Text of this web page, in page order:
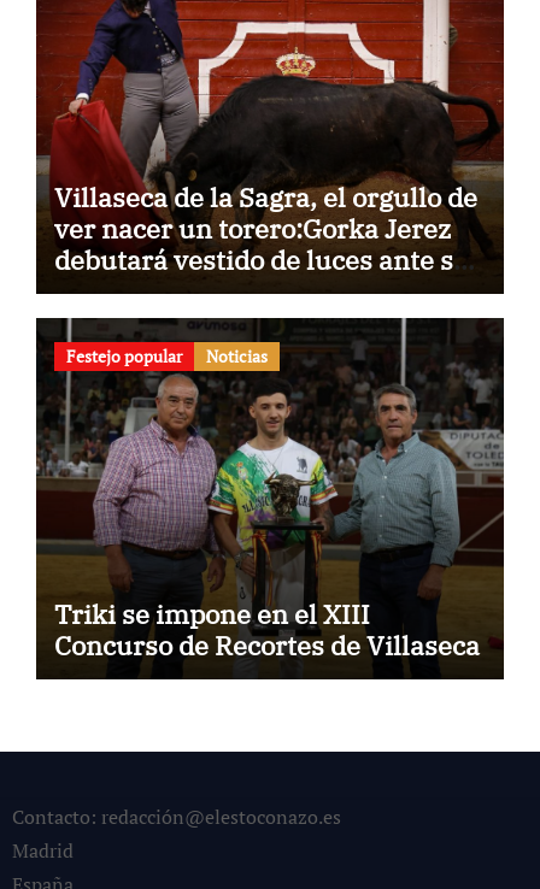
Villaseca de la Sagra, el orgullo de
ver nacer un torero:Gorka Jerez
debutará vestido de luces ante su
pueblo
Festejo popular Noticias
Triki se impone en el XIII
Concurso de Recortes de Villaseca
Contacto: redacción@elestoconazo.es
Madrid